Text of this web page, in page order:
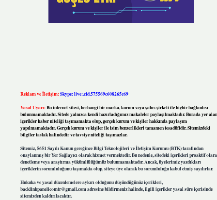
Reklam ve İletişim:Skype: live:.cid.575569c608265c69
Yasal Uyarı:Bu internet sitesi, herhangi bir marka, kurum veya şahıs şirketi ile hiçbir bağlantısı
bulunmamaktadır. Sitede yalnızca kendi hazırladığımız makaleler paylaşılmaktadır. Burada yer alan
içerikler haber niteliği taşımamakta olup, gerçek kurum ve kişiler hakkında paylaşım
yapılmamaktadır. Gerçek kurum ve kişiler ile isim benzerlikleri tamamen tesadüfidir. Sitemizdeki
bilgiler taslak halindedir ve tavsiye niteliği taşımazlar.
Sitemiz, 5651 Sayılı Kanun gereğince Bilgi Teknolojileri ve İletişim Kurumu (BTK) tarafından
onaylanmış bir Yer Sağlayıcı olarak hizmet vermektedir. Bu nedenle, sitedeki içerikleri proaktif
denetleme veya araştırma yükümlülüğümüz bulunmamaktadır. Ancak, üyelerimiz yazdıkları
içeriklerin sorumluluğunu taşımakta olup, siteye üye olarak bu sorumluluğu kabul etmiş sayılırlar.
Hukuka ve yasal düzenlemelere aykırı olduğunu düşündüğünüz içerikleri,
backlinkpanelicomtr@gmail.comadresine bildirmeniz halinde, ilgili içerikler yasal süre içerisinde
sitemizden kaldırılacaktır.